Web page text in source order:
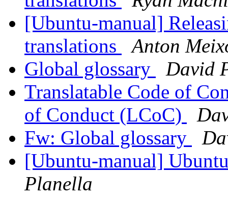
[Ubuntu-manual]
translations
Anton
Global glossary
David
Translatable Code of
of Conduct (LCoC)
Fw: Global glossary
[Ubuntu-manual]
Planella